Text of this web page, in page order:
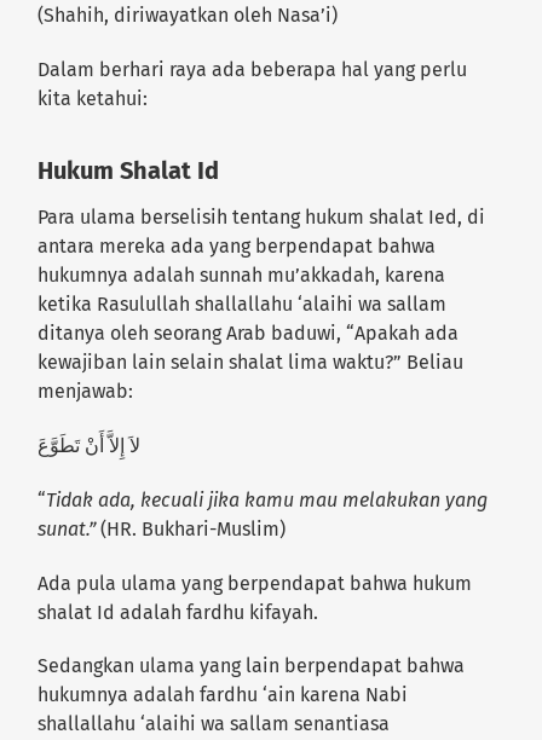
(Shahih, diriwayatkan oleh Nasa’i)
Dalam berhari raya ada beberapa hal yang perlu
kita ketahui:
Hukum Shalat Id
Para ulama berselisih tentang hukum shalat Ied, di
antara mereka ada yang berpendapat bahwa
hukumnya adalah sunnah mu’akkadah, karena
ketika Rasulullah shallallahu ‘alaihi wa sallam
ditanya oleh seorang Arab baduwi, “Apakah ada
kewajiban lain selain shalat lima waktu?” Beliau
menjawab:
لاَ إِلاَّ أَنْ تَطَوَّعَ
“Tidak ada, kecuali jika kamu mau melakukan yang
sunat.”(HR. Bukhari-Muslim)
Ada pula ulama yang berpendapat bahwa hukum
shalat Id adalah fardhu kifayah.
Sedangkan ulama yang lain berpendapat bahwa
hukumnya adalah fardhu ‘ain karena Nabi
shallallahu ‘alaihi wa sallam senantiasa